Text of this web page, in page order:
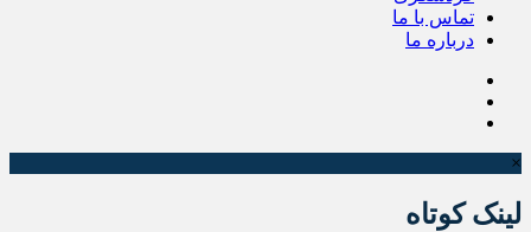
تماس با ما
درباره ما
×
لینک کوتاه